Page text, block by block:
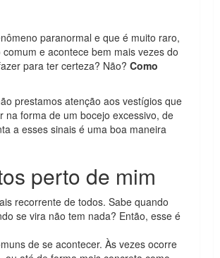
paranormal e que é muito raro,
e acontece bem mais vezes do
para ter certeza? Não? Como
prestamos atenção aos vestígios que
na forma de um bocejo excessivo, de
a esses sinais é uma boa maneira
perto de mim
recorrente de todos. Sabe quando
se vira não tem nada? Então, esse é
de se acontecer. Às vezes ocorre